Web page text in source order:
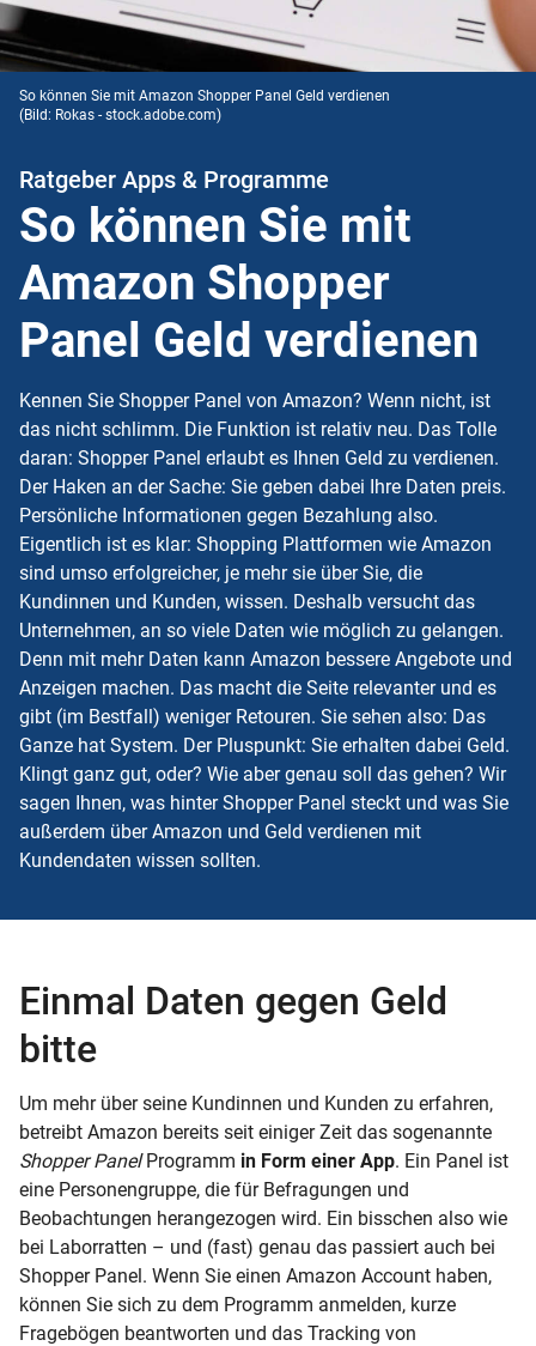
So können Sie mit Amazon Shopper Panel Geld verdienen
(Bild: Rokas - stock.adobe.com)
Ratgeber Apps & Programme
So können Sie mit
Amazon Shopper
Panel Geld verdienen
Kennen Sie Shopper Panel von Amazon? Wenn nicht, ist
das nicht schlimm. Die Funktion ist relativ neu. Das Tolle
daran: Shopper Panel erlaubt es Ihnen Geld zu verdienen.
Der Haken an der Sache: Sie geben dabei Ihre Daten preis.
Persönliche Informationen gegen Bezahlung also.
Eigentlich ist es klar: Shopping Plattformen wie Amazon
sind umso erfolgreicher, je mehr sie über Sie, die
Kundinnen und Kunden, wissen. Deshalb versucht das
Unternehmen, an so viele Daten wie möglich zu gelangen.
Denn mit mehr Daten kann Amazon bessere Angebote und
Anzeigen machen. Das macht die Seite relevanter und es
gibt (im Bestfall) weniger Retouren. Sie sehen also: Das
Ganze hat System. Der Pluspunkt: Sie erhalten dabei Geld.
Klingt ganz gut, oder? Wie aber genau soll das gehen? Wir
sagen Ihnen, was hinter Shopper Panel steckt und was Sie
außerdem über Amazon und Geld verdienen mit
Kundendaten wissen sollten.
Einmal Daten gegen Geld
bitte
Um mehr über seine Kundinnen und Kunden zu erfahren,
betreibt Amazon bereits seit einiger Zeit das sogenannte
Shopper PanelProgramm in Form einer App. Ein Panel ist
eine Personengruppe, die für Befragungen und
Beobachtungen herangezogen wird. Ein bisschen also wie
bei Laborratten – und (fast) genau das passiert auch bei
Shopper Panel. Wenn Sie einen Amazon Account haben,
können Sie sich zu dem Programm anmelden, kurze
Fragebögen beantworten und das Tracking von